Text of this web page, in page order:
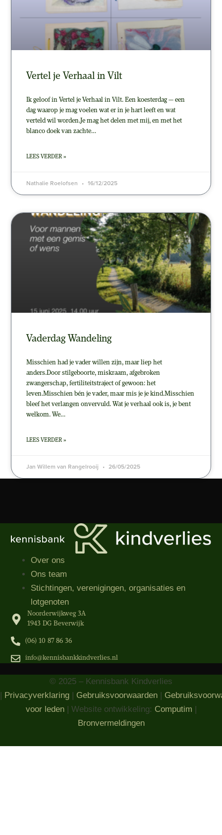
Vertel je Verhaal in Vilt
Ik geloof in Vertel je Verhaal in Vilt. Een koesterdag — een
dag waarop je mag voelen wat er in je hart leeft en wat
verteld wil worden.Je mag het delen met mij, en met het
blanco doek van zachte…
LEES VERDER »
Nathalie Roelofsen 16/12/2025
Vaderdag Wandeling
Misschien had je vader willen zijn, maar liep het
anders.Door stilgeboorte, miskraam, afgebroken
zwangerschap, fertiliteitstraject of gewoon: het
leven.Misschien bén je vader, maar mis je je kind.Misschien
bleef het verlangen onvervuld. Wat je verhaal ook is, je bent
welkom. We…
LEES VERDER »
Jan Willem van Rangelrooij 26/05/2025
Over ons
Ons team
Stichtingen, verenigingen, organisaties​ en
lotgenoten
Noorderwijkweg 3A
1943 DG Beverwijk
(06) 10 87 86 36‬
info@kennisbankkindverlies.nl
© 2025 – Kennisbank Kindverlies
| Privacyverklaring | Gebruiksvoorwaarden |
voor leden| Website ontwikkeling: Computim |
Bronvermeldingen